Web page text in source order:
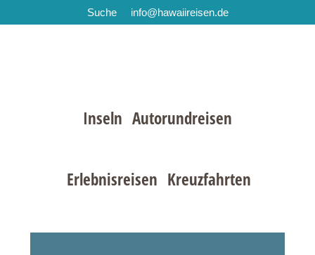
Suche info@hawaiireisen.de
Inseln Autorundreisen
Erlebnisreisen Kreuzfahrten